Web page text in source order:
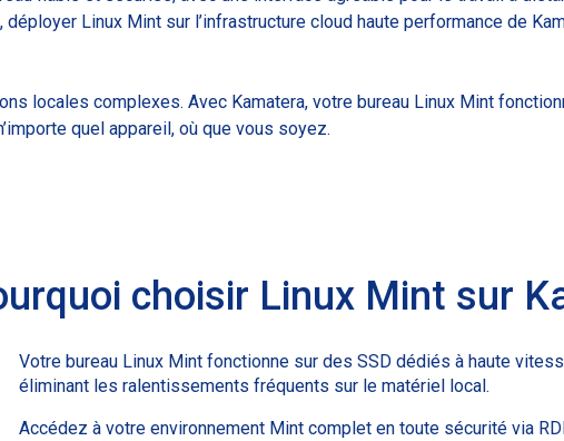
Linux Mint sur l’infrastructure cloud haute performance de
locales complexes. Avec Kamatera, votre bureau Linux Mint
quel appareil, où que vous soyez.
choisir Linux Mint sur
Votre bureau Linux Mint fonctionne sur des SSD dédiés à haute
éliminant les ralentissements fréquents sur le matériel local.
Accédez à votre environnement Mint complet en toute sécurité via